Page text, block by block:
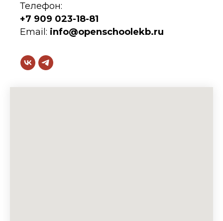
Телефон:
+7 909 023-18-81
Email: info@openschoolekb.ru